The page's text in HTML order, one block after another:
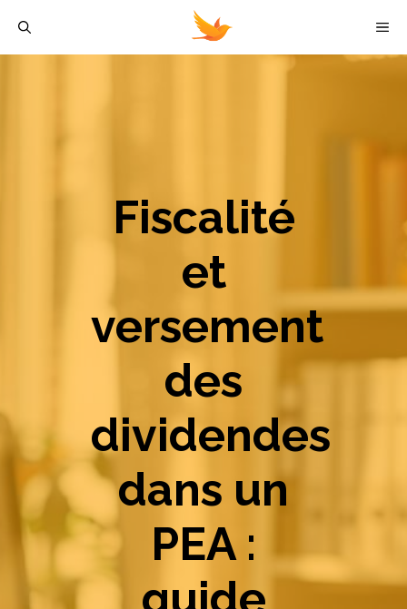
Fiscalité
et
versement
des
dividendes
dans un
PEA :